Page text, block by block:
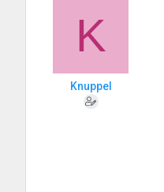
K
Knuppel